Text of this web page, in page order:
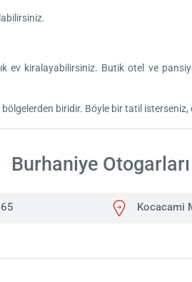
ev kiralayabilirsiniz. Butik otel ve
biridir. Böyle bir tatil
Burhaniye Otogarları
Kocacami